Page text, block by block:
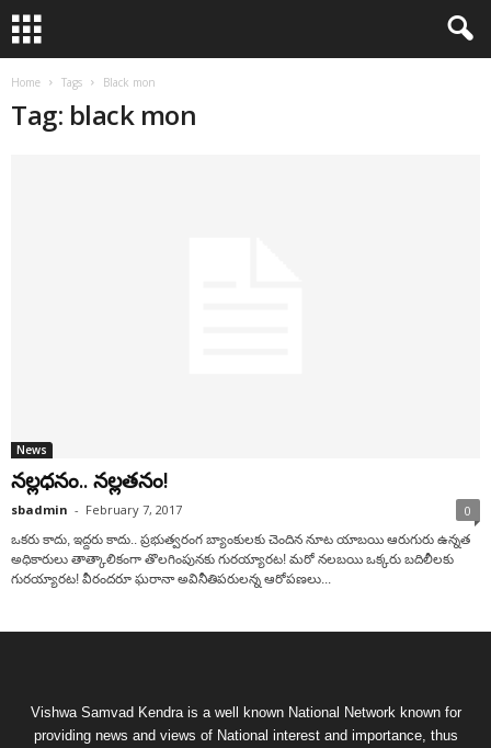
Home Tags Black mon
Tag: black mon
News
నల్లధనం.. నల్లతనం!
sbadmin - February 7, 2017 0
ఒకరు కాదు, ఇద్దరు కాదు.. ప్రభుత్వరంగ బ్యాంకులకు చెందిన నూట యాబయి ఆరుగురు ఉన్నత
అధికారులు తాత్కాలికంగా తొలగింపునకు గురయ్యారట! మరో నలబయి ఒక్కరు బదిలీలకు
గురయ్యారట! వీరందరూ ఘరానా అవినీతిపరులన్న ఆరోపణలు...
Vishwa Samvad Kendra is a well known National Network known for
providing news and views of National interest and importance, thus